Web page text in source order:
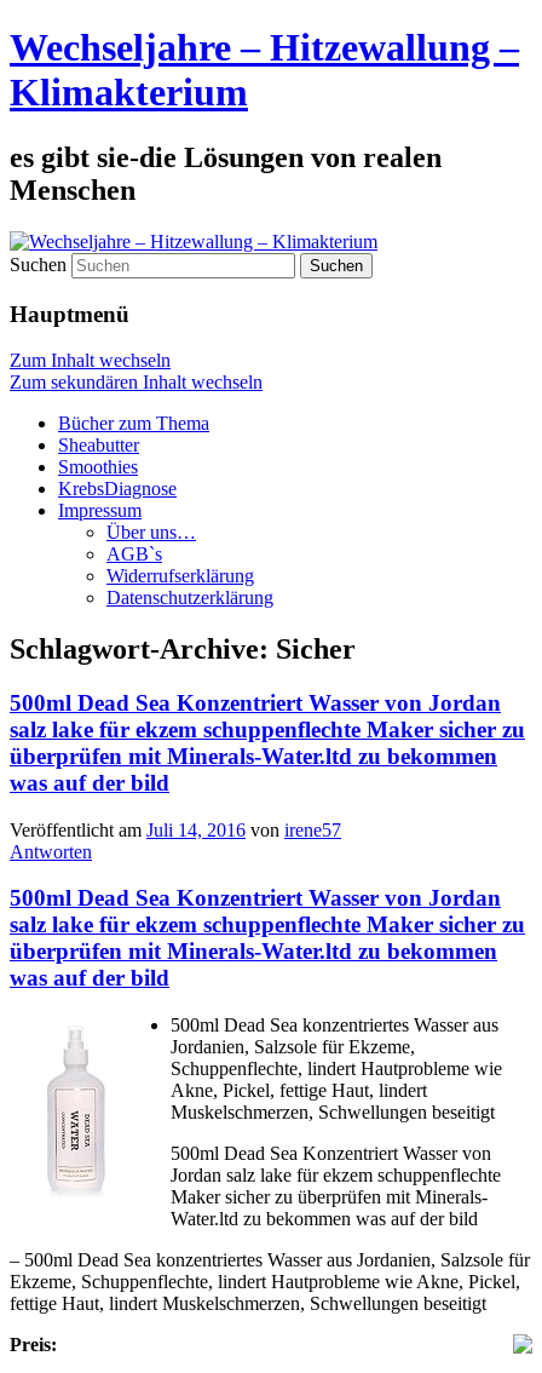
Wechseljahre – Hitzewallung –
Klimakterium
es gibt sie-die Lösungen von realen
Menschen
Suchen
Hauptmenü
Zum Inhalt wechseln
Zum sekundären Inhalt wechseln
Bücher zum Thema
Sheabutter
Smoothies
KrebsDiagnose
Impressum
Über uns…
AGB`s
Widerrufserklärung
Datenschutzerklärung
Schlagwort-Archive: Sicher
500ml Dead Sea Konzentriert Wasser von Jordan
salz lake für ekzem schuppenflechte Maker sicher zu
überprüfen mit Minerals-Water.ltd zu bekommen
was auf der bild
Veröffentlicht am Juli 14, 2016 von irene57
Antworten
500ml Dead Sea Konzentriert Wasser von Jordan
salz lake für ekzem schuppenflechte Maker sicher zu
überprüfen mit Minerals-Water.ltd zu bekommen
was auf der bild
500ml Dead Sea konzentriertes Wasser aus
Jordanien, Salzsole für Ekzeme,
Schuppenflechte, lindert Hautprobleme wie
Akne, Pickel, fettige Haut, lindert
Muskelschmerzen, Schwellungen beseitigt
500ml Dead Sea Konzentriert Wasser von
Jordan salz lake für ekzem schuppenflechte
Maker sicher zu überprüfen mit Minerals-
Water.ltd zu bekommen was auf der bild
– 500ml Dead Sea konzentriertes Wasser aus Jordanien, Salzsole für
Ekzeme, Schuppenflechte, lindert Hautprobleme wie Akne, Pickel,
fettige Haut, lindert Muskelschmerzen, Schwellungen beseitigt
Preis: